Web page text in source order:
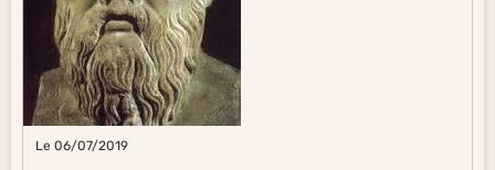
Le 06/07/2019